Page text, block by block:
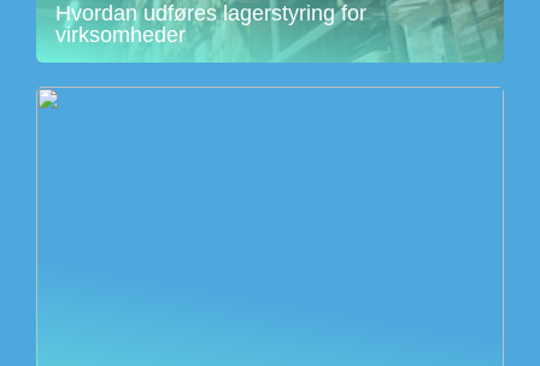
Hvordan udføres lagerstyring for
virksomheder